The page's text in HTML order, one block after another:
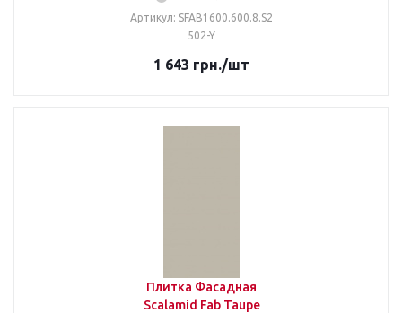
Артикул: SFAB1600.600.8.S2
502-Y
1 643 грн./шт
Плитка Фасадная
Scalamid Fab Taupe